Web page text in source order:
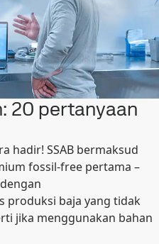
20 pertanyaan
hadir! SSAB bermaksud
fossil-free pertama –
produksi baja yang tidak
jika menggunakan bahan